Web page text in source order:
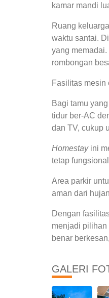
kamar mandi
Ruang
waktu santai.
yang
rombongan
Fasilitas mesin
Bagi tamu
tidur ber-AC
dan TV, cukup
Homestayini
tetap
Area parkir
aman dari
Dengan
menjadi pilihan
benar
GALERI